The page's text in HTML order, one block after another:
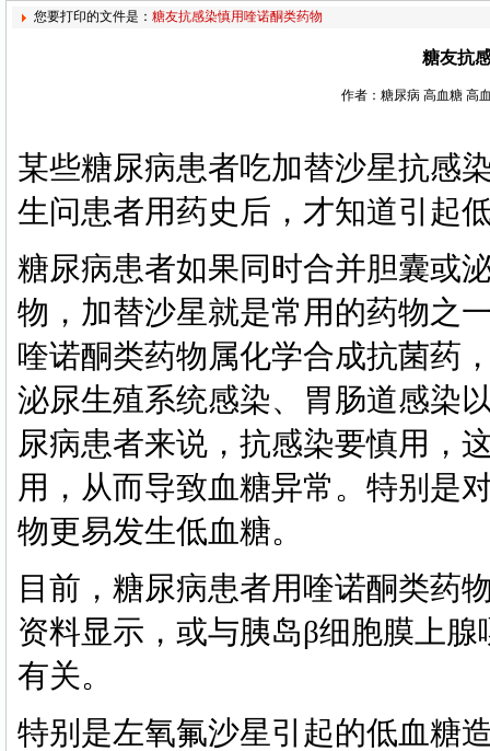
您要打印的文件是： 糖友抗感染慎用喹诺酮类药物
糖友抗
作者：糖尿病 高血糖
某些糖尿病患者吃加替沙星抗感
生问患者用药史后，才知道引起
糖尿病患者如果同时合并胆囊或
物，加替沙星就是常用的药物之
喹诺酮类药物属化学合成抗菌药
泌尿生殖系统感染、胃肠道感染
尿病患者来说，抗感染要慎用，
用，从而导致血糖异常。特别是
物更易发生低血糖。
目前，糖尿病患者用喹诺酮类药
资料显示，或与胰岛β细胞膜上腺
有关。
特别是左氧氟沙星引起的低血糖